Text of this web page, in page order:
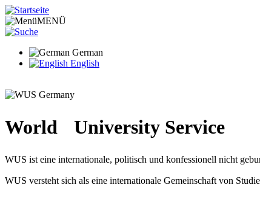
Direkt
zum
Inhalt
MENÜ
German
English
World University Service
WUS ist eine internationale, politisch und konfessionell nicht
WUS versteht sich als eine internationale Gemeinschaft von